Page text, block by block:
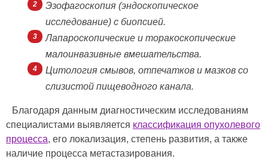
Эзофагоскопия (эндоскопическое
исследование) с биопсией.
Лапароскопические и торакоскопические
малоинвазивные вмешательства.
Цитология смывов, отпечатков и мазков со
слизистой пищеводного канала.
Благодаря данным диагностическим исследованиям
специалистами выявляется классификация опухолевого
процесса, его локализация, степень развития, а также
наличие процесса метастазирования.